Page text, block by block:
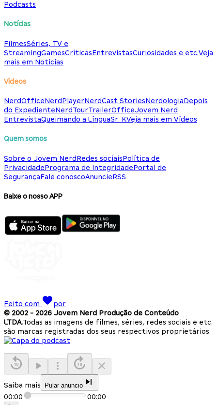
Podcasts
Notícias
FilmesSéries, TV e
StreamingGamesCríticasEntrevistasCuriosidades e etc.Veja
mais em Notícias
Vídeos
NerdOfficeNerdPlayerNerdCast StoriesNerdologiaDepois
do ExpedienteNerdTourTrailerOfficeJovem Nerd
EntrevistaQueimando a LínguaSr. KVeja mais em Vídeos
Quem somos
Sobre o Jovem NerdRedes sociaisPolítica de
PrivacidadePrograma de IntegridadePortal de
SegurançaFale conoscoAnuncieRSS
Baixe o nosso APP
Feito com
por
© 2002 - 2026 Jovem Nerd Produção de Conteúdo
LTDA.Todas as imagens de filmes, séries, redes sociais e etc.
são marcas registradas dos seus respectivos proprietários.
Saiba mais Pular anuncio
00:00 00:00